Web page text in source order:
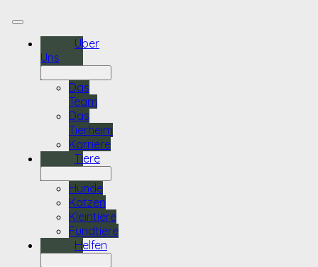
Über
Uns
Das
Team
Das
Tierheim
Karriere
Tiere
Hunde
Katzen
Kleintiere
Fundtiere
Helfen